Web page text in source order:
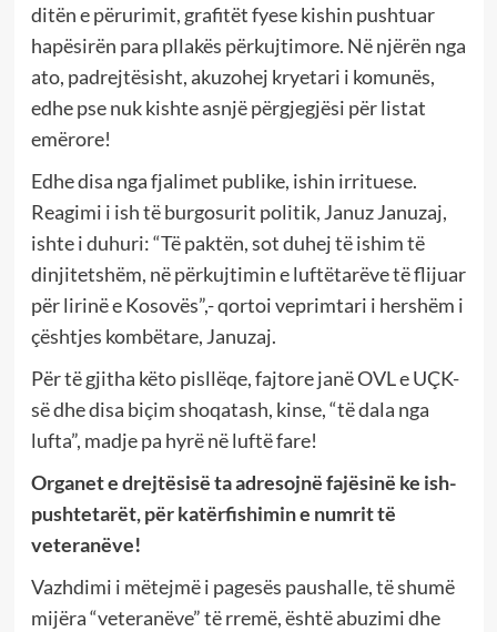
ditën e përurimit, grafitët fyese kishin pushtuar
hapësirën para pllakës përkujtimore. Në njërën nga
ato, padrejtësisht, akuzohej kryetari i komunës,
edhe pse nuk kishte asnjë përgjegjësi për listat
emërore!
Edhe disa nga fjalimet publike, ishin irrituese.
Reagimi i ish të burgosurit politik, Januz Januzaj,
ishte i duhuri: “Të paktën, sot duhej të ishim të
dinjitetshëm, në përkujtimin e luftëtarëve të flijuar
për lirinë e Kosovës”,- qortoi veprimtari i hershëm i
çështjes kombëtare, Januzaj.
Për të gjitha këto pisllëqe, fajtore janë OVL e UÇK-
së dhe disa biçim shoqatash, kinse, “të dala nga
lufta”, madje pa hyrë në luftë fare!
Organet e drejtësisë ta adresojnë fajësinë ke ish-
pushtetarët, për katërfishimin e numrit të
veteranëve!
Vazhdimi i mëtejmë i pagesës paushalle, të shumë
mijëra “veteranëve” të rremë, është abuzimi dhe